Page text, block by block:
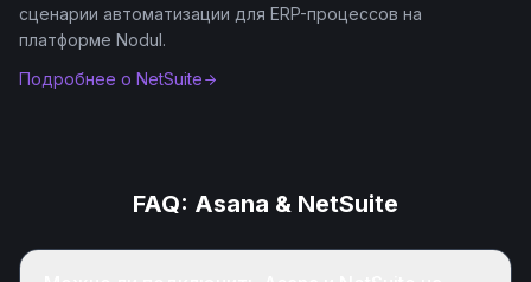
сценарии автоматизации для ERP-процессов на
платформе Nodul.
Подробнее о NetSuite
FAQ: Asana & NetSuite